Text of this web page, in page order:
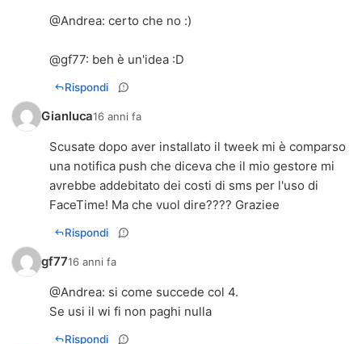
@Andrea: certo che no :)
@gf77: beh è un'idea :D
Rispondi
Gianluca16 anni fa
Scusate dopo aver installato il tweek mi è comparso
una notifica push che diceva che il mio gestore mi
avrebbe addebitato dei costi di sms per l'uso di
FaceTime! Ma che vuol dire???? Graziee
Rispondi
gf7716 anni fa
@Andrea: si come succede col 4.
Se usi il wi fi non paghi nulla
Rispondi